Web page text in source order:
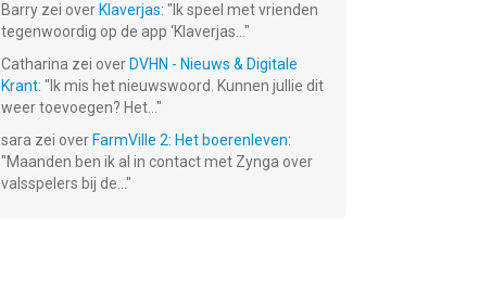
Barry zei over Klaverjas: " Ik speel met vrienden
tegenwoordig op de app ‘Klaverjas... "
Catharina zei over DVHN - Nieuws & Digitale
Krant: " Ik mis het nieuwswoord. Kunnen jullie dit
weer toevoegen? Het... "
sara zei over FarmVille 2: Het boerenleven:
"Maanden ben ik al in contact met Zynga over
valsspelers bij de... "